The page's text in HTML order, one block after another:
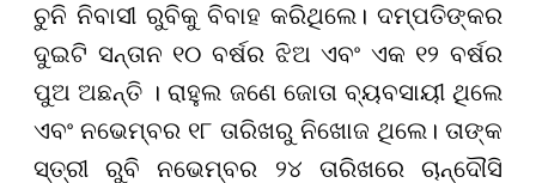
ଚୁନି ନିବାସୀ ରୁବିକୁ ବିବାହ କରିଥିଲେ। ଦମ୍ପତିଙ୍କର
ଦୁଇଟି ସନ୍ତାନ ୧୦ ବର୍ଷର ଝିଅ ଏବଂ ଏକ ୧୨ ବର୍ଷର
ପୁଅ ଅଛନ୍ତି । ରାହୁଲ ଜଣେ ଜୋତା ବ୍ୟବସାୟୀ ଥିଲେ
ଏବଂ ନଭେମ୍ବର ୧୮ ତାରିଖରୁ ନିଖୋଜ ଥିଲେ। ତାଙ୍କ
ସ୍ତ୍ରୀ ରୁବି ନଭେମ୍ବର ୨୪ ତାରିଖରେ ଚାନ୍ଦୌସି